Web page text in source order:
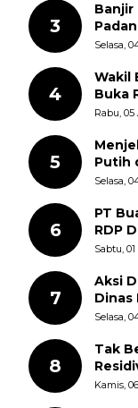
3
Banjir
Selasa,
4
Wakil
Buka
Rabu,
5
Putih
Selasa,
6
PT
RDP
Batas
Sabtu,
7
Aksi
Dinas
dan
Selasa,
8
Tak
Kamis,